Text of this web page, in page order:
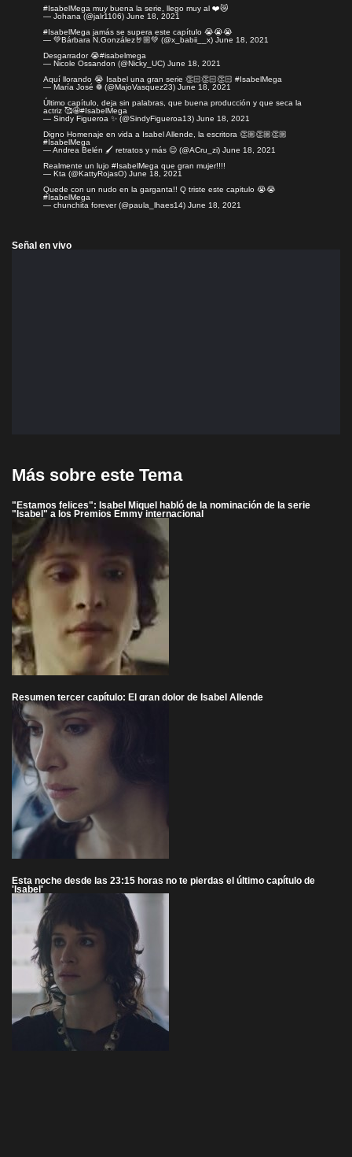
#IsabelMega muy buena la serie, llego muy al ❤️😿
— Johana (@jalr1106) June 18, 2021
#IsabelMega jamás se supera este capítulo 😭😭😭
— 💚Bárbara N.González🤘🏼💚 (@x_babii__x) June 18, 2021
Desgarrador 😭#isabelmega
— Nicole Ossandon (@Nicky_UC) June 18, 2021
Aquí llorando 😭 Isabel una gran serie 👏🏻👏🏻👏🏻 #IsabelMega
— María José ❁ (@MajoVasquez23) June 18, 2021
Último capítulo, deja sin palabras, que buena producción y que seca la
actriz 🥰🤩#IsabelMega
— Sindy Figueroa ✨ (@SindyFigueroa13) June 18, 2021
Digno Homenaje en vida a Isabel Allende, la escritora 👏🏼👏🏼👏🏼
#IsabelMega
— Andrea Belén 🖌️ retratos y más 😉 (@ACru_zi) June 18, 2021
Realmente un lujo #IsabelMega que gran mujer!!!!
— Kta (@KattyRojasO) June 18, 2021
Quede con un nudo en la garganta!! Q triste este capitulo 😭😭
#IsabelMega
— chunchita forever (@paula_lhaes14) June 18, 2021
Señal en vivo
Más sobre este Tema
"Estamos felices": Isabel Miquel habló de la nominación de la serie
"Isabel" a los Premios Emmy internacional
Resumen tercer capítulo: El gran dolor de Isabel Allende
Esta noche desde las 23:15 horas no te pierdas el último capítulo de
'Isabel'